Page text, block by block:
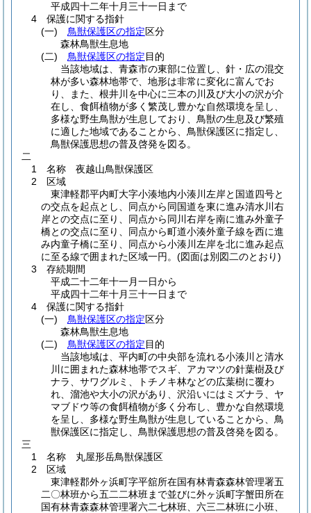
平成四十二年十月三十一日まで
4 保護に関する指針
(一)
鳥獣保護区の指定区分
森林鳥獣生息地
(二)
鳥獣保護区の指定目的
当該地域は、青森市の東部に位置し、針・広の混交
林が多い森林地帯で、地形は非常に変化に富んでお
り、また、根井川を中心に三本の川及び大小の沢が介
在し、食餌植物が多く繁茂し豊かな自然環境を呈し、
多様な野生鳥獣が生息しており、鳥獣の生息及び繁殖
に適した地域であることから、鳥獣保護区に指定し、
鳥獣保護思想の普及啓発を図る。
二
1 名称 夜越山鳥獣保護区
2 区域
東津軽郡平内町大字小湊地内小湊川左岸と国道四号と
の交点を起点とし、同点から同国道を東に進み清水川右
岸との交点に至り、同点から同川右岸を南に進み外童子
橋との交点に至り、同点から町道小湊外童子線を西に進
み内童子橋に至り、同点から小湊川左岸を北に進み起点
に至る線で囲まれた区域一円。 (図面は別図二のとおり)
3 存続期間
平成二十二年十一月一日から
平成四十二年十月三十一日まで
4 保護に関する指針
(一)
鳥獣保護区の指定区分
森林鳥獣生息地
(二)
鳥獣保護区の指定目的
当該地域は、平内町の中央部を流れる小湊川と清水
川に囲まれた森林地帯でスギ、アカマツの針葉樹及び
ナラ、サワグルミ、トチノキ林などの広葉樹に覆わ
れ、溜池や大小の沢があり、沢沿いにはミズナラ、ヤ
マブドウ等の食餌植物が多く分布し、豊かな自然環境
を呈し、多様な野生鳥獣が生息していることから、鳥
獣保護区に指定し、鳥獣保護思想の普及啓発を図る。
三
1 名称 丸屋形岳鳥獣保護区
2 区域
東津軽郡外ヶ浜町字平舘所在国有林青森森林管理署五
二〇林班から五二二林班まで並びに外ヶ浜町字蟹田所在
国有林青森森林管理署六二七林班、六三二林班に小班、